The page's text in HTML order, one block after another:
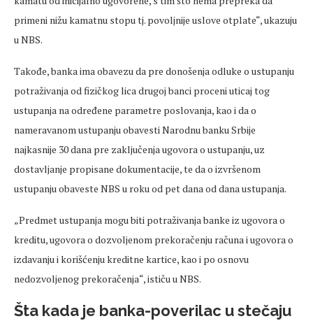
primeni nižu kamatnu stopu tj. povoljnije uslove otplate“, ukazuju
u NBS.
Takođe, banka ima obavezu da pre donošenja odluke o ustupanju
potraživanja od fizičkog lica drugoj banci proceni uticaj tog
ustupanja na određene parametre poslovanja, kao i da o
nameravanom ustupanju obavesti Narodnu banku Srbije
najkasnije 30 dana pre zaključenja ugovora o ustupanju, uz
dostavljanje propisane dokumentacije, te da o izvršenom
ustupanju obaveste NBS u roku od pet dana od dana ustupanja.
„Predmet ustupanja mogu biti potraživanja banke iz ugovora o
kreditu, ugovora o dozvoljenom prekoračenju računa i ugovora o
izdavanju i korišćenju kreditne kartice, kao i po osnovu
nedozvoljenog prekoračenja“, ističu u NBS.
Šta kada je banka-poverilac u stečaju